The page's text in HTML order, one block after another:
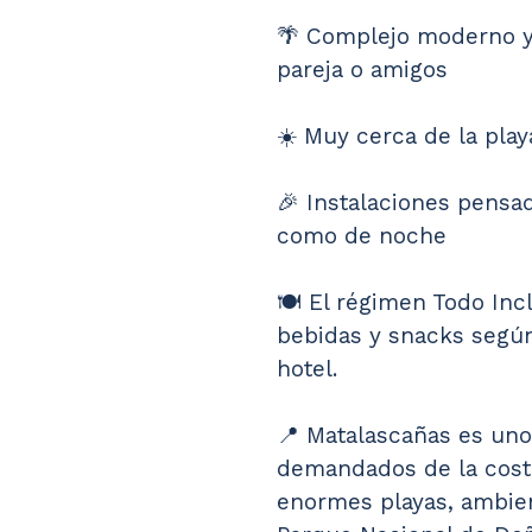
🌴 Complejo moderno
pareja o amigos
☀️ Muy cerca de la
🎉 Instalaciones
como de noche
🍽️ El régimen Todo
bebidas y snacks
hotel.
📍 Matalascañas es
demandados de la
enormes playas,